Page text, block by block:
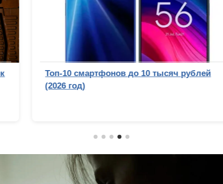
Топ-10 смартфонов до 10 тысяч рублей
(2026 год)